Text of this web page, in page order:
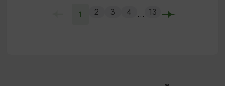
1 2 3 4 ... 13